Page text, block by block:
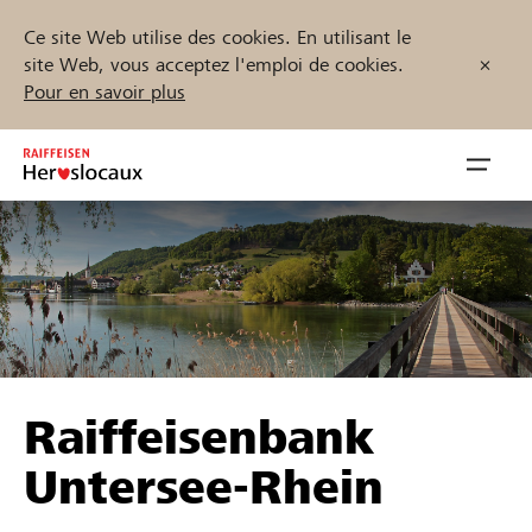
Ce site Web utilise des cookies. En utilisant le
site Web, vous acceptez l'emploi de cookies.
Pour en savoir plus
Inhalt
springen
öffnen
Parrainer
Soutien & assistance
Trouvez des projets et des organisations
Démarrez maintenant
Raiffeisenbank
Untersee-Rhein